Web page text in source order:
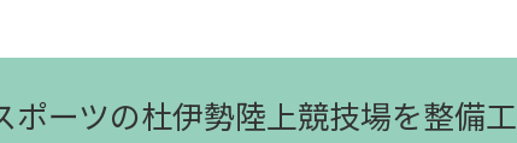
ポーツの杜伊勢陸上競技場を整備